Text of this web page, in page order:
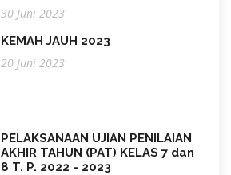
30 Juni 2023
KEMAH JAUH 2023
20 Juni 2023
PELAKSANAAN UJIAN PENILAIAN
AKHIR TAHUN (PAT) KELAS 7 dan
8 T. P. 2022 - 2023